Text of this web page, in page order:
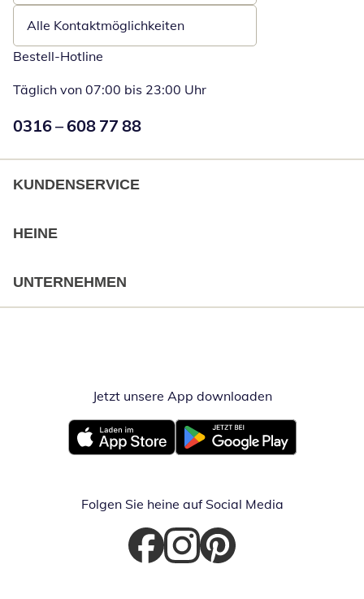
Alle Kontaktmöglichkeiten
Bestell-Hotline
Täglich von 07:00 bis 23:00 Uhr
Numéro de téléphone:
0316 – 608 77 88
KUNDENSERVICE
HEINE
UNTERNEHMEN
Jetzt unsere App downloadenÖffnet in
Öffnet in neuem FensterÖffnet in neuem Fenster
Folgen Sie heine auf Social Media
Öffnet in neuem Fenster
Öffnet in neuem Fenster
Öffnet in neuem Fenster